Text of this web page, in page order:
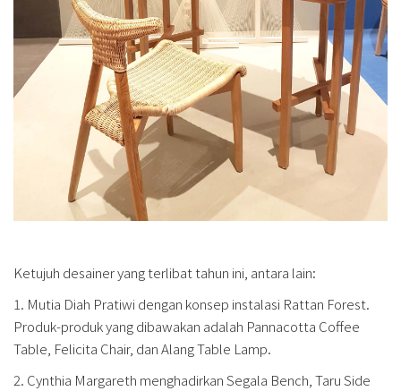
Ketujuh desainer yang terlibat tahun ini, antara lain:
1. Mutia Diah Pratiwi dengan konsep instalasi Rattan Forest.
Produk-produk yang dibawakan adalah Pannacotta Coffee
Table, Felicita Chair, dan Alang Table Lamp.
2. Cynthia Margareth menghadirkan Segala Bench, Taru Side